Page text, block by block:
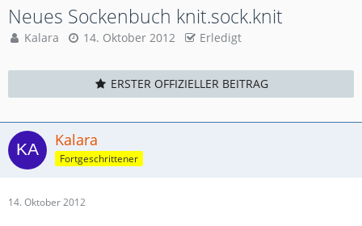
Neues Sockenbuch knit.sock.knit
Kalara 14. Oktober 2012 Erledigt
ERSTER OFFIZIELLER BEITRAG
Kalara
Fortgeschrittener
14. Oktober 2012